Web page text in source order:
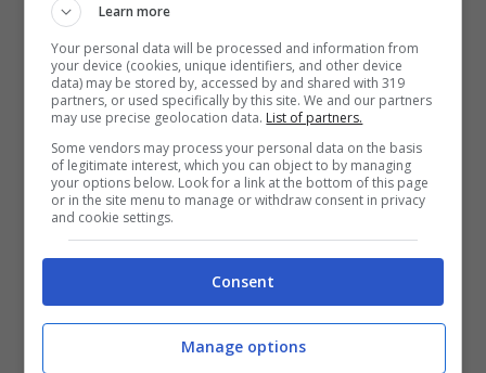
Rinforzare il centrocampo con un colpo in
prospettiva potrebbe essere la mossa
giusta, un regista che possa crescere
all’ombra dei suoi compagni– anche se di
talento ne ha già da vendere. Classe 2005,
si sta facendo notare per delle prestazioni
di assoluto livello: alla prima stagione da
professionistaha conquistato in
pochissimo tempo una maglia da titolare
Learn more
Your personal data will be processed and information from
your device (cookies, unique identifiers, and other device
data) may be stored by, accessed by and shared with 319
partners, or used specifically by this site. We and our partners
may use precise geolocation data. List of partners.
Some vendors may process your personal data on the basis
of legitimate interest, which you can object to by managing
your options below. Look for a link at the bottom of this page
or in the site menu to manage or withdraw consent in privacy
and cookie settings.
Consent
Manage options